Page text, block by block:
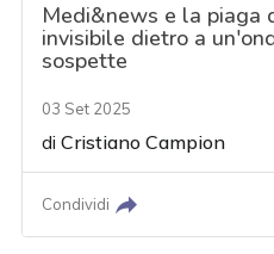
Medi&news e la piaga
invisibile dietro a
sospette
03 Set 2025
diCristiano Campion
Condividi